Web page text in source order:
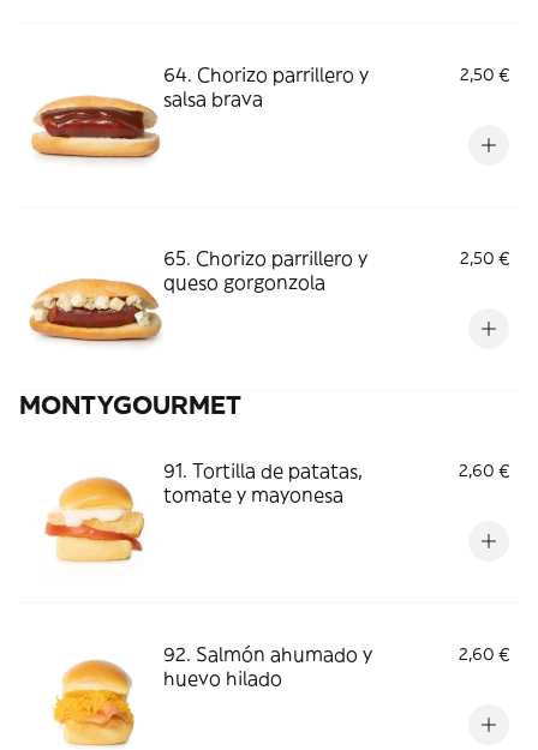
64. Chorizo parrillero y
salsa brava
2,50 €
65. Chorizo parrillero y
queso gorgonzola
2,50 €
MONTYGOURMET
91. Tortilla de patatas,
tomate y mayonesa
2,60 €
92. Salmón ahumado y
huevo hilado
2,60 €